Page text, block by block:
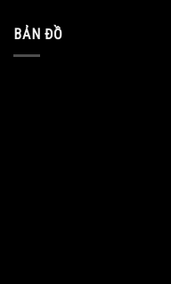
BẢN ĐỒ